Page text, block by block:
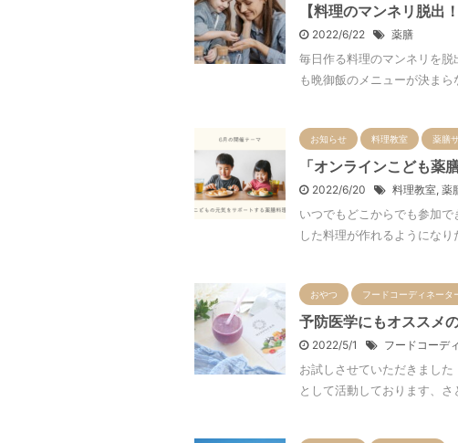
【料理のマンネリ脱出
2022/6/22 薬膳
毎日作る料理のマンネリを
も晩御飯のメニューが決ま
お知らせ 料理教室 薬膳
「オンラインこども薬
2022/6/20 料理教室, 薬
いつでもどこからでも参加
した料理が作れるようにな
おやつ フードコーディネータ
予防医学にもオススメ
2022/5/1 フードコーデ
お試しさせていただきまし
として活動しております、